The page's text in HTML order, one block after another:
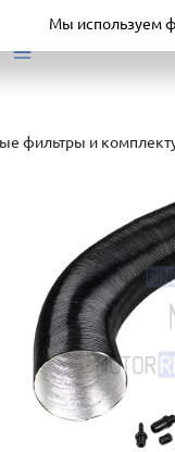
фильтры и
Мы используем